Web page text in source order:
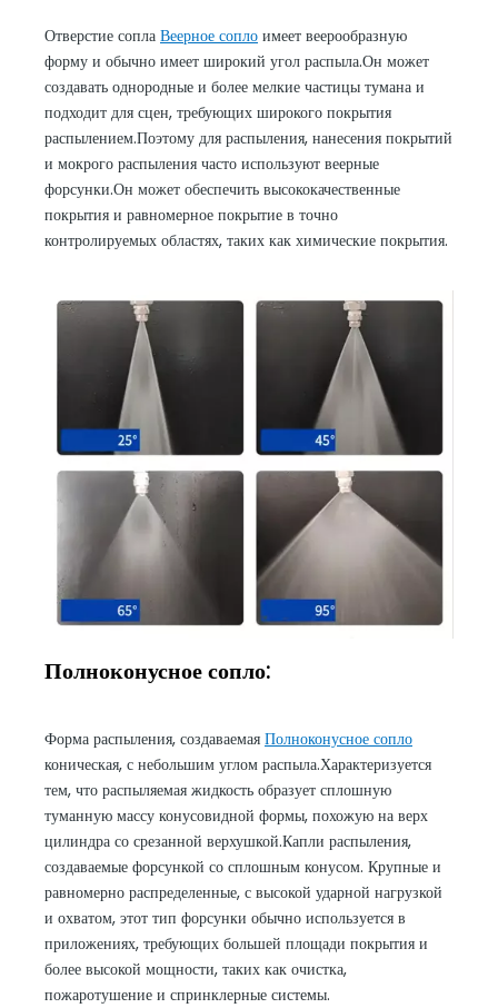
Отверстие сопла Веерное сопло имеет веерообразную
форму и обычно имеет широкий угол распыла.Он может
создавать однородные и более мелкие частицы тумана и
подходит для сцен, требующих широкого покрытия
распылением.Поэтому для распыления, нанесения покрытий
и мокрого распыления часто используют веерные
форсунки.Он может обеспечить высококачественные
покрытия и равномерное покрытие в точно
контролируемых областях, таких как химические покрытия.
Полноконусное сопло:
Форма распыления, создаваемая Полноконусное сопло
коническая, с небольшим углом распыла.Характеризуется
тем, что распыляемая жидкость образует сплошную
туманную массу конусовидной формы, похожую на верх
цилиндра со срезанной верхушкой.Капли распыления,
создаваемые форсункой со сплошным конусом. Крупные и
равномерно распределенные, с высокой ударной нагрузкой
и охватом, этот тип форсунки обычно используется в
приложениях, требующих большей площади покрытия и
более высокой мощности, таких как очистка,
пожаротушение и спринклерные системы.